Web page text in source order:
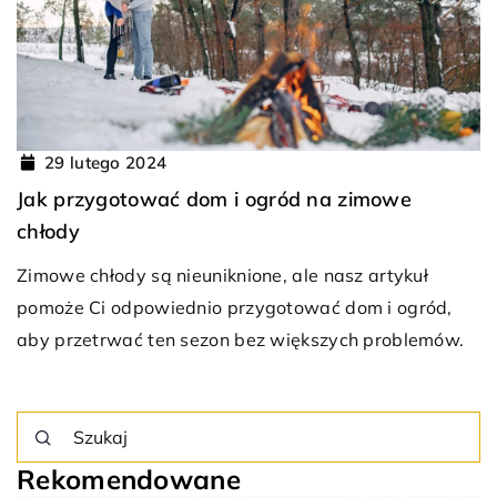
29 lutego 2024
Jak przygotować dom i ogród na zimowe
chłody
Zimowe chłody są nieuniknione, ale nasz artykuł
pomoże Ci odpowiednio przygotować dom i ogród,
aby przetrwać ten sezon bez większych problemów.
Rekomendowane